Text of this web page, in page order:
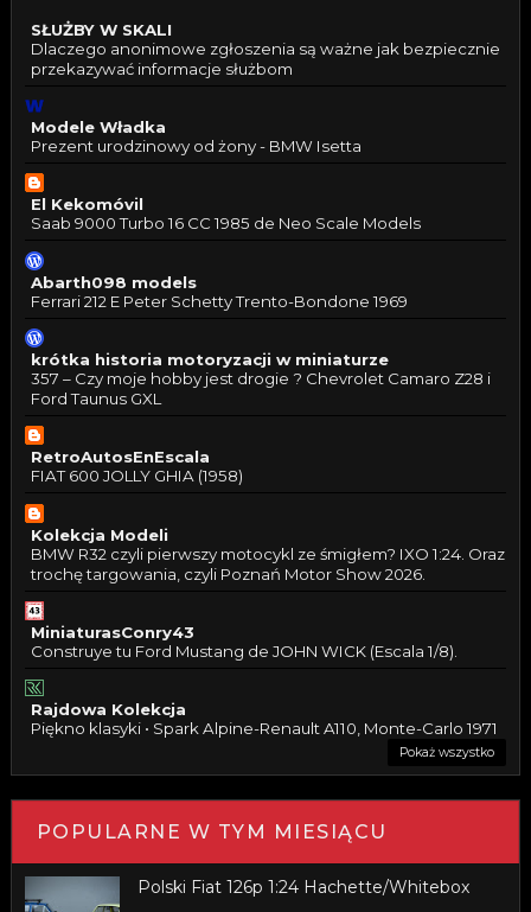
SŁUŻBY W SKALI
Dlaczego anonimowe zgłoszenia są ważne jak bezpiecznie
przekazywać informacje służbom
Modele Władka
Prezent urodzinowy od żony - BMW Isetta
El Kekomóvil
Saab 9000 Turbo 16 CC 1985 de Neo Scale Models
Abarth098 models
Ferrari 212 E Peter Schetty Trento-Bondone 1969
krótka historia motoryzacji w miniaturze
357 – Czy moje hobby jest drogie ? Chevrolet Camaro Z28 i
Ford Taunus GXL
RetroAutosEnEscala
FIAT 600 JOLLY GHIA (1958)
Kolekcja Modeli
BMW R32 czyli pierwszy motocykl ze śmigłem? IXO 1:24. Oraz
trochę targowania, czyli Poznań Motor Show 2026.
MiniaturasConry43
Construye tu Ford Mustang de JOHN WICK (Escala 1/8).
Rajdowa Kolekcja
Piękno klasyki • Spark Alpine-Renault A110, Monte-Carlo 1971
Pokaż wszystko
POPULARNE W TYM MIESIĄCU
Polski Fiat 126p 1:24 Hachette/Whitebox